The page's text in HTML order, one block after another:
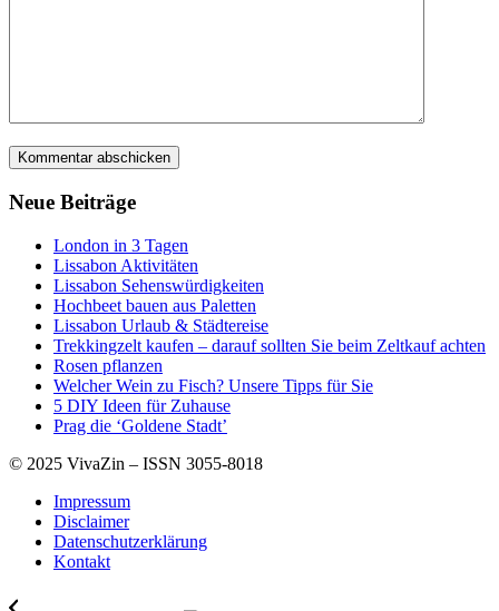
Neue Beiträge
London in 3 Tagen
Lissabon Aktivitäten
Lissabon Sehenswürdigkeiten
Hochbeet bauen aus Paletten
Lissabon Urlaub & Städtereise
Trekkingzelt kaufen – darauf sollten Sie beim Zeltkauf achten
Rosen pflanzen
Welcher Wein zu Fisch? Unsere Tipps für Sie
5 DIY Ideen für Zuhause
Prag die ‘Goldene Stadt’
© 2025 VivaZin – ISSN 3055-8018
Impressum
Disclaimer
Datenschutzerklärung
Kontakt